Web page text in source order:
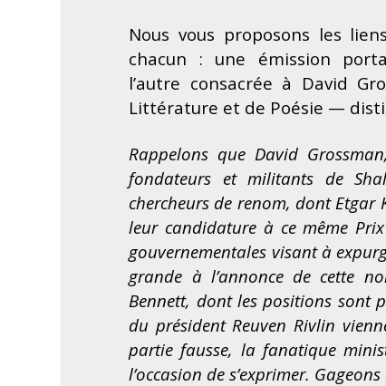
Nous vous proposons les
chacun : une émission
l’autre consacrée à David
Littérature et de Poésie —
Rappelons que David
fondateurs et militants de
chercheurs de renom, dont
leur candidature à ce même
gouvernementales visant à
grande à l’annonce de cette
Bennett, dont les positions sont
du président Reuven Rivlin
partie fausse, la fanatique
l’occasion de s’exprimer.